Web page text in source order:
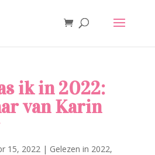
ik in 2022:
van Karin
15, 2022| Gelezen in 2022,